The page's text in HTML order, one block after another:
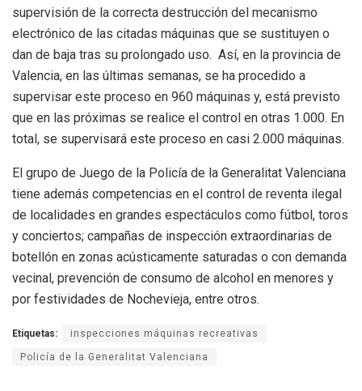
supervisión de la correcta destrucción del mecanismo
electrónico de las citadas máquinas que se sustituyen o
dan de baja tras su prolongado uso. Así, en la provincia de
Valencia, en las últimas semanas, se ha procedido a
supervisar este proceso en 960 máquinas y, está previsto
que en las próximas se realice el control en otras 1.000. En
total, se supervisará este proceso en casi 2.000 máquinas.
El grupo de Juego de la Policía de la Generalitat Valenciana
tiene además competencias en el control de reventa ilegal
de localidades en grandes espectáculos como fútbol, toros
y conciertos; campañas de inspección extraordinarias de
botellón en zonas acústicamente saturadas o con demanda
vecinal, prevención de consumo de alcohol en menores y
por festividades de Nochevieja, entre otros.
Etiquetas: inspecciones máquinas recreativas
Policía de la Generalitat Valenciana